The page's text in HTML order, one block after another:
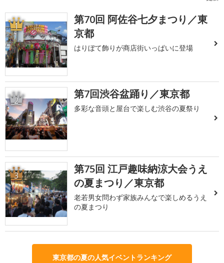
1
第70回 阿佐谷七夕まつり／東
京都
はりぼて飾りが商店街いっぱいに登場
2 第7回渋谷盆踊り／東京都
多彩な音頭と屋台で楽しむ渋谷の夏祭り
3
第75回 江戸趣味納涼大会うえ
の夏まつり／東京都
老若男女問わず家族みんなで楽しめるうえ
の夏まつり
東京都の夏の人気イベントランキング